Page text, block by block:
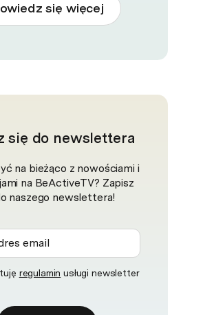
się więcej
się do newslettera
na bieżąco z nowościami i
na BeActiveTV? Zapisz
naszego newslettera!
regulamin usługi newsletter